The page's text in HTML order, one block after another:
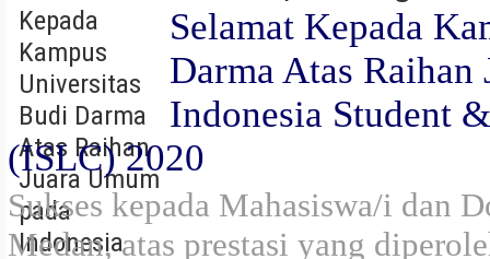
Selamat Kepada
Darma Atas Raihan
Indonesia Student
(ISLC) 2020
Sukses kepada Mahasiswa/i dan
Medan, atas prestasi yang